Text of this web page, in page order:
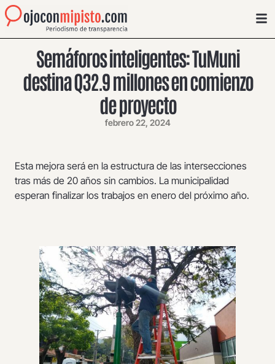
Semáforos inteligentes: TuMuni
destina Q32.9 millones en comienzo
de proyecto
febrero 22, 2024
Esta mejora será en la estructura de las intersecciones
tras más de 20 años sin cambios. La municipalidad
esperan finalizar los trabajos en enero del próximo año.